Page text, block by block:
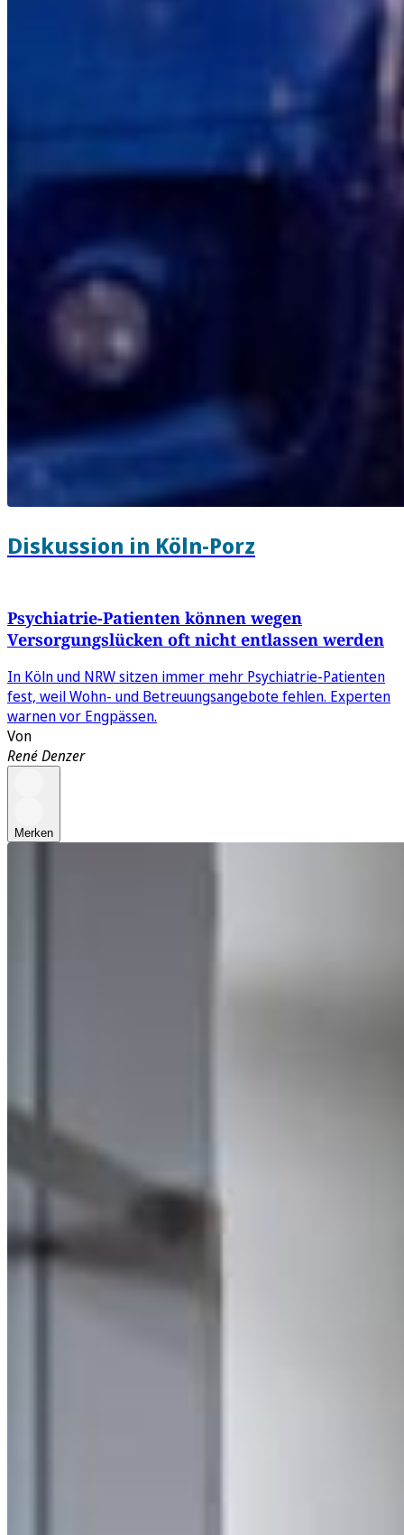
Diskussion in Köln-Porz
Psychiatrie-Patienten können wegen
Versorgungslücken oft nicht entlassen werden
In Köln und NRW sitzen immer mehr Psychiatrie-Patienten
fest, weil Wohn- und Betreuungsangebote fehlen. Experten
warnen vor Engpässen.
Von
René Denzer
Merken